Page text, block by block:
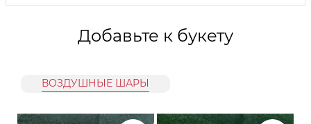
Добавьте к букету
ВОЗДУШНЫЕ ШАРЫ